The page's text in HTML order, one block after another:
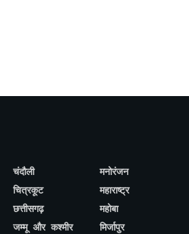
चंदौली
चित्रकूट
छत्तीसगढ़
जम्मू और कश्मीर
मनोरंजन
महाराष्ट्र
महोबा
मिर्जापुर